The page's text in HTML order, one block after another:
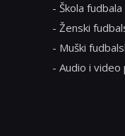
- Škola fudbala
- Ženski
- Muški
- Audio i video